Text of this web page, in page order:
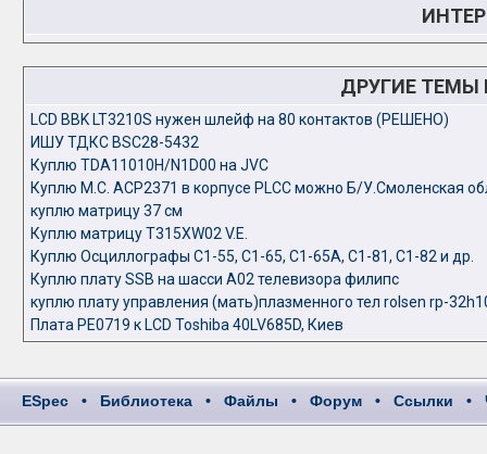
ДРУГИЕ ТЕМЫ
LCD BBK LT3210S нужен шлейф на 80 контактов (РЕШЕНО)
ИШУ ТДКС BSC28-5432
Куплю TDA11010H/N1D00 на JVC
Куплю М.С. ACP2371 в корпусе PLCC можно Б/У.Смоленская
куплю матрицу 37 см
Куплю матрицу T315XW02 V.E.
Куплю Осциллографы С1-55, С1-65, С1-65А, С1-81, С1-82 и др.
Куплю плату SSB на шасси А02 телевизора филипс
куплю плату управления (мать)плазменного тел rolsen rp-
Плата PE0719 к LCD Toshiba 40LV685D, Киев
ESpec • Библиотека • Файлы • Форум • Ссылки •